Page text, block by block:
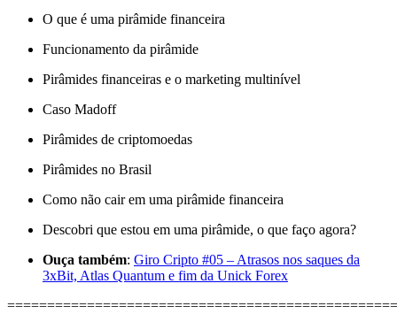
O que é uma pirâmide financeira
Funcionamento da pirâmide
Pirâmides financeiras e o marketing multinível
Caso Madoff
Pirâmides de criptomoedas
Pirâmides no Brasil
Como não cair em uma pirâmide financeira
Descobri que estou em uma pirâmide, o que faço agora?
Ouça também: Giro Cripto #05 – Atrasos nos saques da
3xBit, Atlas Quantum e fim da Unick Forex